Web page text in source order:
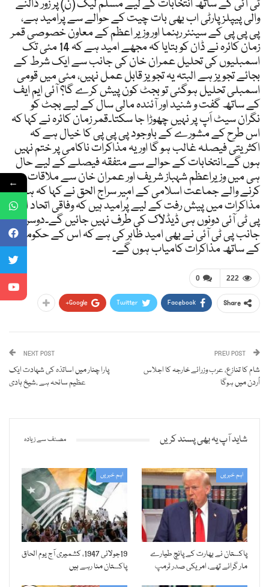
ٹی آئی کے ساتھ انتخابات کے لیے مسلم لیگ (ن) پر زور ڈالنے
والی پیپلز پارٹی اب بھی بات چیت کے حوالے سے پُرامید ہے،
پی پی پی کے سینئر رہنما اور وزیر اعظم کے معاون خصوصی قمر
زمان کائرہ نے ڈان کو بتایا کہ مجھے امید ہے کہ 14 مئی تک
اسمبلیوں کی تحلیل عمران خان کی جانب سے ایک شرط کے
بجائے تجویز ہے البتہ یہ تجویز قابل عمل نہیں، مئی میں قومی
اسمبلی تحلیل ہوگئی تو بجٹ کون پیش کرے گا؟ آئی ایم ایف
کے ساتھ گفت و شنید اور آئندہ مالی سال کے لیے بجٹ کو
نگران سیٹ اَپ پر نہیں چھوڑا جا سکتا۔قمر زمان کائرہ نے کہا کہ
اس طرح کے مشورے کے باوجود پی پی پی کا خیال ہے کہ
اکثریتی فیصلہ غالب ہو گا اور یہ مذاکرات ناکامی پر ختم نہیں
ہوں گے۔انتخابات کے حوالے سے متفقہ فیصلے کے لیے حال
ہی میں وزیراعظم شہباز شریف اور عمران خان سے ملاقات
کرنے والے جماعت اسلامی کے امیر سراج الحق نے کہا کہ ہم
مذاکرات میں پیش رفت کے لیے پُرامید ہیں کہ وفاقی اتحاد اور
پی ٹی آئی دونوں ہی ڈیڈلاک کی طرف نہیں جائیں گے۔دوسری
جانب پی ٹی آئی نے بھی امید ظاہر کی ہے کہ اس کے حکومت
کے ساتھ مذاکرات کامیاب ہوں گے۔
0 222
Share
Facebook
Twitter
Google+
شام کا تنازع، عرب وزرائے خارجہ کا اجلاس
اُردن میں ہوگا
NEXT POST
پارا چنار میں اساتذہ کی شہادت ایک
عظیم سانحہ ہے ،شیخ ہادی
شاید آپ یہ بھی پسند کریں مصنف سے زیادہ
اہم خبریں
پاکستان نے بھارت کے پانچ طیارے
مار گرائے تھے، امریکی صدر ٹرمپ
اہم خبریں
19جولائی 1947، کشمیری آج یوم الحاق
پاکستان منا رہے ہیں
←